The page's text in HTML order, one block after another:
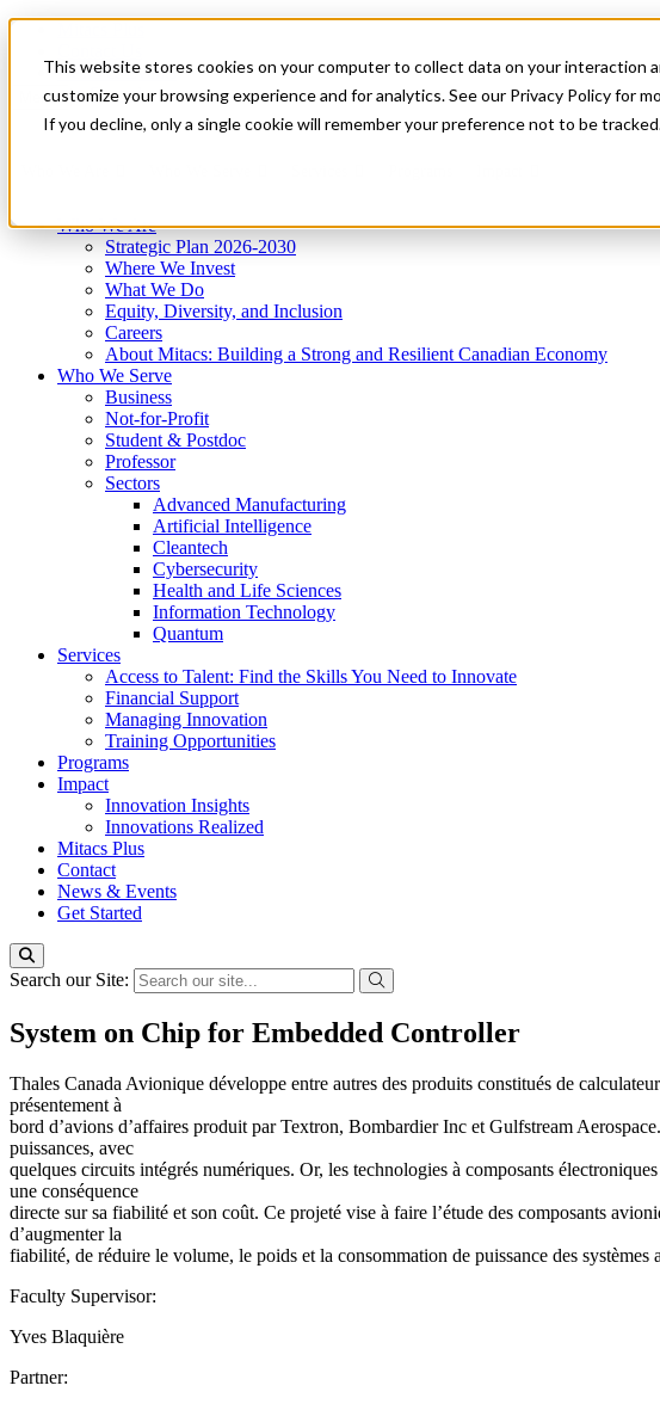
This website stores cookies on your computer to collect data on your interaction
customize your browsing experience and for analytics. See our Privacy Policy for
If you decline, only a single cookie will remember your preference not to be
News & Events
Get Started
Menu
Who We Are
Strategic Plan 2026-2030
Where We Invest
What We Do
Equity, Diversity, and Inclusion
Careers
About Mitacs: Building a Strong and Resilient Canadian Economy
Who We Serve
Business
Not-for-Profit
Student & Postdoc
Professor
Sectors
Advanced Manufacturing
Artificial Intelligence
Cleantech
Cybersecurity
Health and Life Sciences
Information Technology
Quantum
Services
Access to Talent: Find the Skills You Need to Innovate
Financial Support
Managing Innovation
Training Opportunities
Programs
Impact
Innovation Insights
Innovations Realized
Mitacs Plus
Contact
News & Events
Get Started
Search our Site:
System on Chip for Embedded Controller
Thales Canada Avionique développe entre autres des produits constitués de
présentement à
bord d’avions d’affaires produit par Textron, Bombardier Inc et Gulfstream
puissances, avec
quelques circuits intégrés numériques. Or, les technologies à composants
une conséquence
directe sur sa fiabilité et son coût. Ce projeté vise à faire l’étude des composants
d’augmenter la
fiabilité, de réduire le volume, le poids et la consommation de puissance des systèmes
Faculty Supervisor:
Yves Blaquière
Partner: